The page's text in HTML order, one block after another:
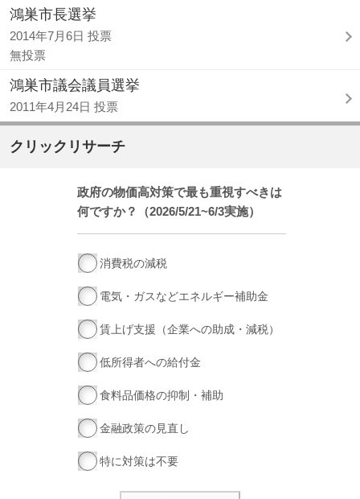
鴻巣市長選挙
2014年7月6日 投票
無投票
鴻巣市議会議員選挙
2011年4月24日 投票
クリックリサーチ
政府の物価高対策で最も重視すべきは
何ですか？（2026/5/21~6/3実施）
消費税の減税
電気・ガスなどエネルギー補助金
賃上げ支援（企業への助成・減税）
低所得者への給付金
食料品価格の抑制・補助
金融政策の見直し
特に対策は不要